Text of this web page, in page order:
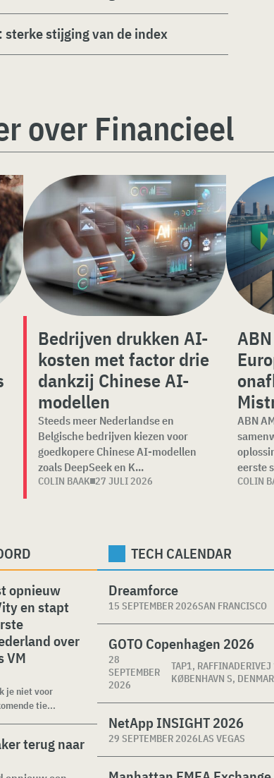
sterke stijging van de index
over Financieel
Bedrijven drukken AI-
kosten met factor drie
dankzij Chinese AI-
modellen
Steeds meer Nederlandse en
Belgische bedrijven kiezen voor
goedkopere Chinese AI-modellen
zoals DeepSeek en K...
COLIN BAAK 27 JULI 2026
ABN
eerste
COLIN
opnieuw
en stapt
over
VM
je niet voor
tie...
terug naar
TECH CALENDAR
Dreamforce
15 SEPTEMBER 2026SAN FRANCISCO
GOTO Copenhagen 2026
28
SEPTEMBER
2026
TAP1,
KØBENHAVN S,
NetApp INSIGHT 2026
29 SEPTEMBER 2026LAS VEGAS